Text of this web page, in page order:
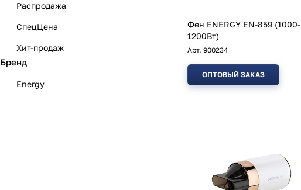
Фен ENERGY EN-859 (1000-
1200Вт)
Арт. 900234
ОПТОВЫЙ ЗАКАЗ
Распродажа
СпецЦена
Хит-продаж
Бренд
Energy